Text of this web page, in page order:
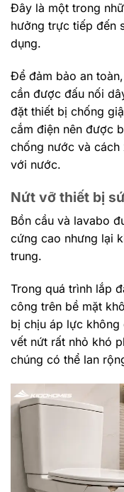
Đây là một trong
hưởng trực tiếp đến
dụng.
Để đảm bảo an
cần được đấu nối
đặt thiết bị chống
cắm điện nên được
chống nước và
với nước.
Nứt vỡ thiết bị
Bồn cầu và lavabo
cứng cao nhưng lại
trung.
Trong quá trình lắp
công trên bề mặt
bị chịu áp lực không
vết nứt rất nhỏ khó
chúng có thể lan